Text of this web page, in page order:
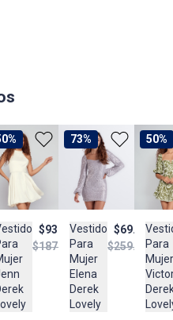
y secar con
tibia
$93.950
$187.900
73%
Vestido
Para
Mujer
Elena
Derek
Lovely
$69.950
$259.950
50%
Para
Mujer